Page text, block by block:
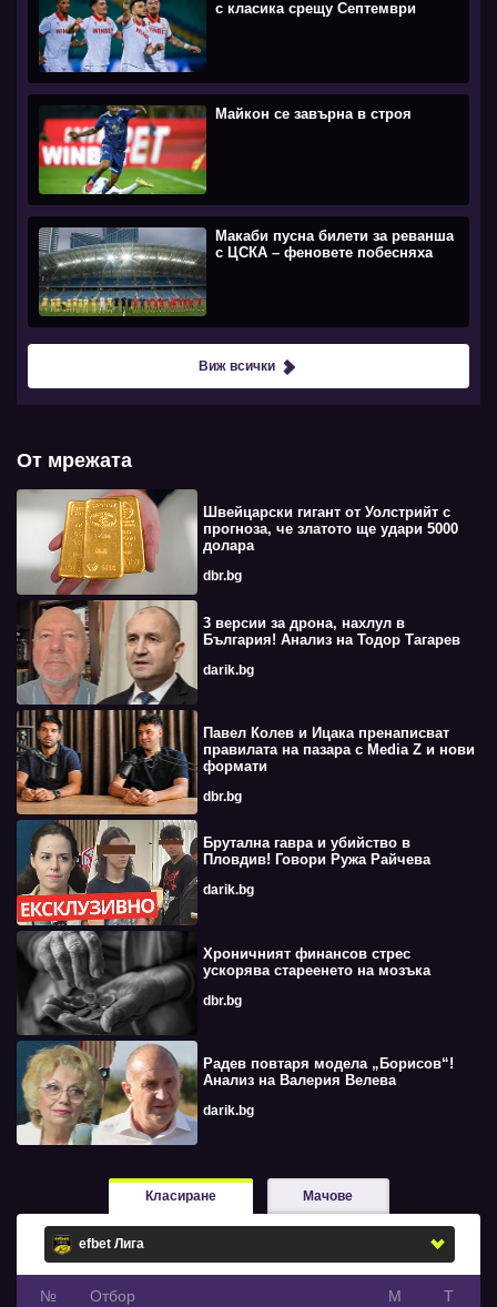
с класика срещу Септември
Майкон се завърна в строя
Макаби пусна билети за реванша
с ЦСКА – феновете побесняха
Виж всички
От мрежата
Швейцарски гигант от Уолстрийт с
прогноза, че златото ще удари 5000
долара
dbr.bg
3 версии за дрона, нахлул в
България! Анализ на Тодор Тагарев
darik.bg
Павел Колев и Ицака пренаписват
правилата на пазара с Media Z и нови
формати
dbr.bg
Брутална гавра и убийство в
Пловдив! Говори Ружа Райчева
darik.bg
Хроничният финансов стрес
ускорява стареенето на мозъка
dbr.bg
Радев повтаря модела „Борисов“!
Анализ на Валерия Велева
darik.bg
Класиране Мачове
№ Oтбор М Т